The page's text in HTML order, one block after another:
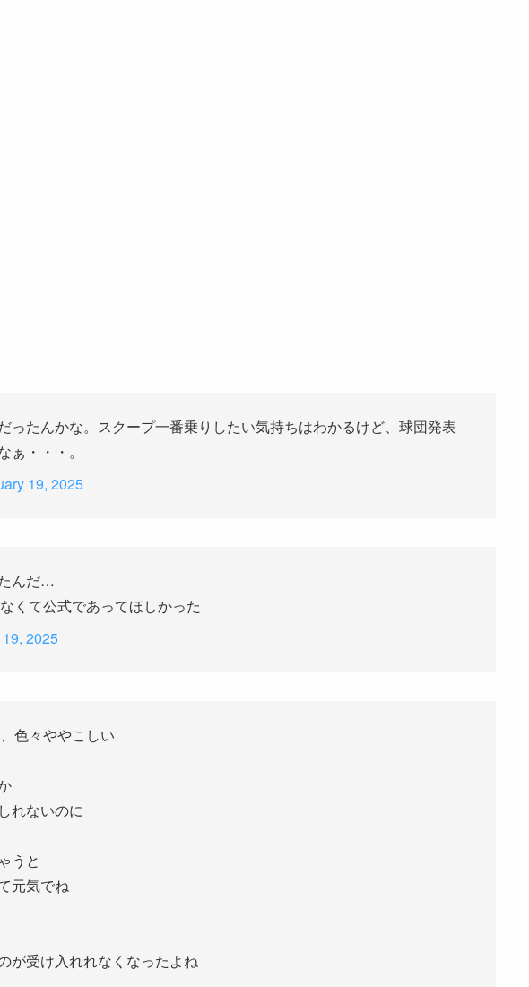
ったんかな。スクープ一番乗りしたい気持ちはわかるけど、球団発表
ぁ・・・。
19, 2025
んだ…
くて公式であってほしかった
2025
色々ややこしい
れないのに
うと
元気でね
が受け入れれなくなったよね